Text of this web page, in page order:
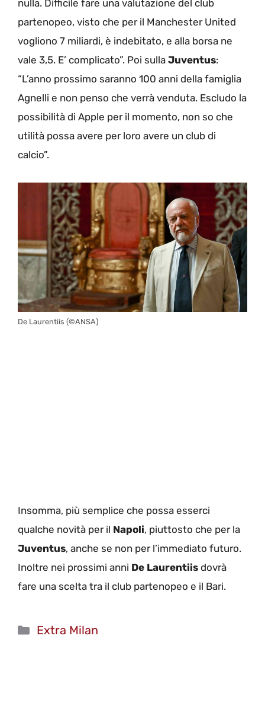
nulla. Difficile fare una valutazione del club
partenopeo, visto che per il Manchester United
vogliono 7 miliardi, è indebitato, e alla borsa ne
vale 3,5. E’ complicato”. Poi sulla Juventus:
“L’anno prossimo saranno 100 anni della famiglia
Agnelli e non penso che verrà venduta. Escludo la
possibilità di Apple per il momento, non so che
utilità possa avere per loro avere un club di
calcio”.
De Laurentiis (©ANSA)
Insomma, più semplice che possa esserci
qualche novità per il Napoli, piuttosto che per la
Juventus, anche se non per l’immediato futuro.
Inoltre nei prossimi anni De Laurentiis dovrà
fare una scelta tra il club partenopeo e il Bari.
Categorie
Extra Milan